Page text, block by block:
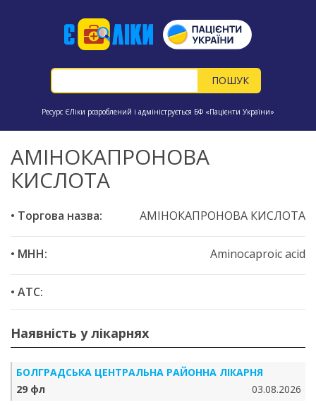
Ресурс ЄЛіки розроблений і адмініструється БФ «Пацієнти України»
АМІНОКАПРОНОВА
КИСЛОТА
• Торгова назва: АМІНОКАПРОНОВА КИСЛОТА
• МНН: Aminocaproic acid
• ATC:
Наявність у лікарнях
БОЛГРАДСЬКА ЦЕНТРАЛЬНА РАЙОННА ЛІКАРНЯ
29 фл
03.08.2026